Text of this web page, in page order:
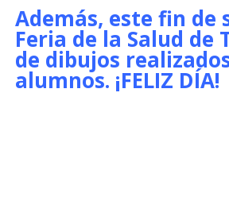
Además, este fin de
Feria de la Salud de
de dibujos
alumnos. ¡FELIZ DÍA!